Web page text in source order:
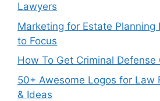
Lawyers
Marketing for Estate Planning
to Focus
How To Get Criminal Defense
50+ Awesome Logos for Law
& Ideas